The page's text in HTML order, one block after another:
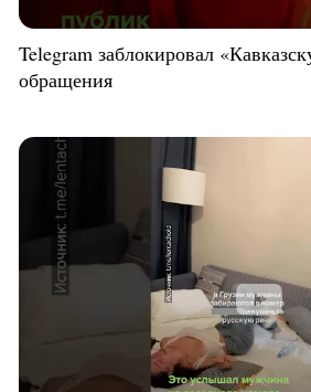
Telegram заблокировал
обращения